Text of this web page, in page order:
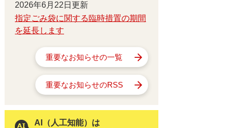
2026年6月22日更新
指定ごみ袋に関する臨時措置の期間
を延長します
重要なお知らせの一覧
重要なお知らせのRSS
AI（人工知能）は